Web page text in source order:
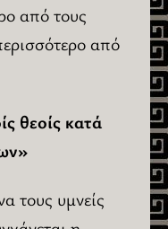
από τους
από
θεοίς κατά
τους υμνείς